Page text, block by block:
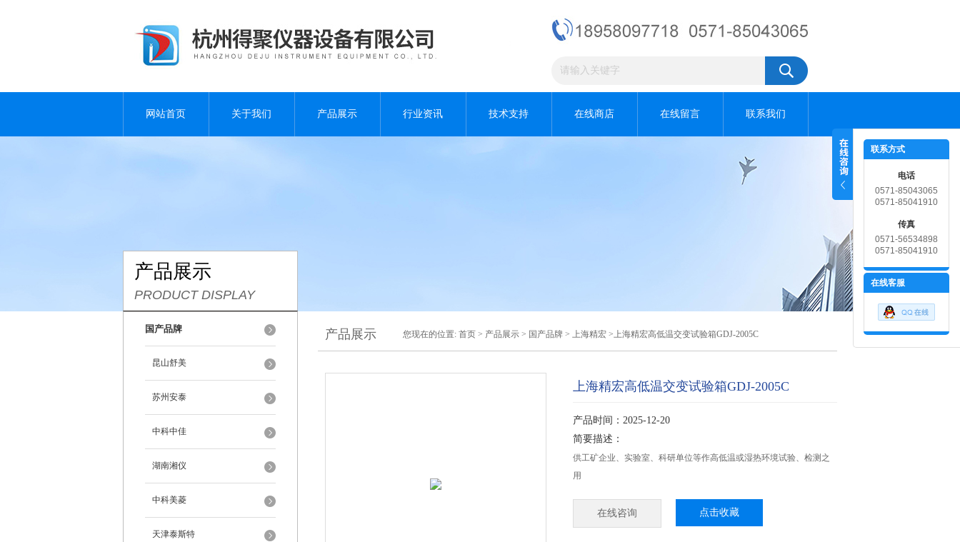
网站首页 关于我们 产品展示 行业资讯 技术支持 在线商店 在线留言 联系我们
产品展示
PRODUCT DISPLAY
国产品牌
昆山舒美
苏州安泰
中科中佳
湖南湘仪
中科美菱
天津泰斯特
产品展示 您现在的位置: 首页 > 产品展示 > 国产品牌 > 上海精宏 >上海精宏高低温交变试验箱GDJ-2005C
上海精宏高低温交变试验箱GDJ-2005C
产品时间：2025-12-20
简要描述：
供工矿企业、实验室、科研单位等作高低温或湿热环境试验、检测之
用
在线咨询 点击收藏
联系方式
电话
0571-85043065
0571-85041910
传真
0571-56534898
0571-85041910
在线客服